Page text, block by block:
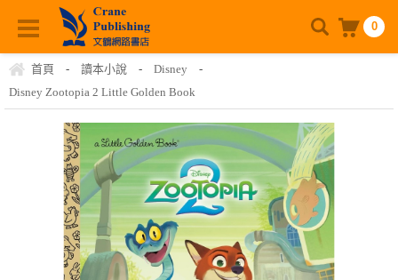
0
首頁 - 讀本小說 - Disney
-
Disney Zootopia 2 Little Golden Book